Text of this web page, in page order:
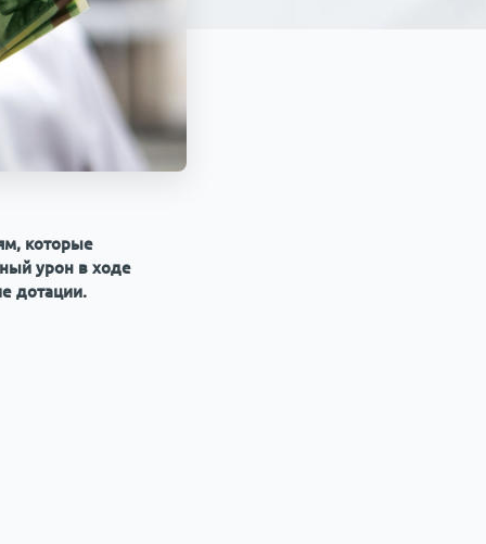
которые
урон в ходе
дотации.